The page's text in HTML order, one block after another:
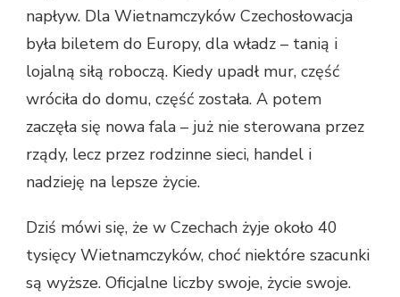
napływ. Dla Wietnamczyków Czechosłowacja
była biletem do Europy, dla władz – tanią i
lojalną siłą roboczą. Kiedy upadł mur, część
wróciła do domu, część została. A potem
zaczęła się nowa fala – już nie sterowana przez
rządy, lecz przez rodzinne sieci, handel i
nadzieję na lepsze życie.
Dziś mówi się, że w Czechach żyje około 40
tysięcy Wietnamczyków, choć niektóre szacunki
są wyższe. Oficjalne liczby swoje, życie swoje.